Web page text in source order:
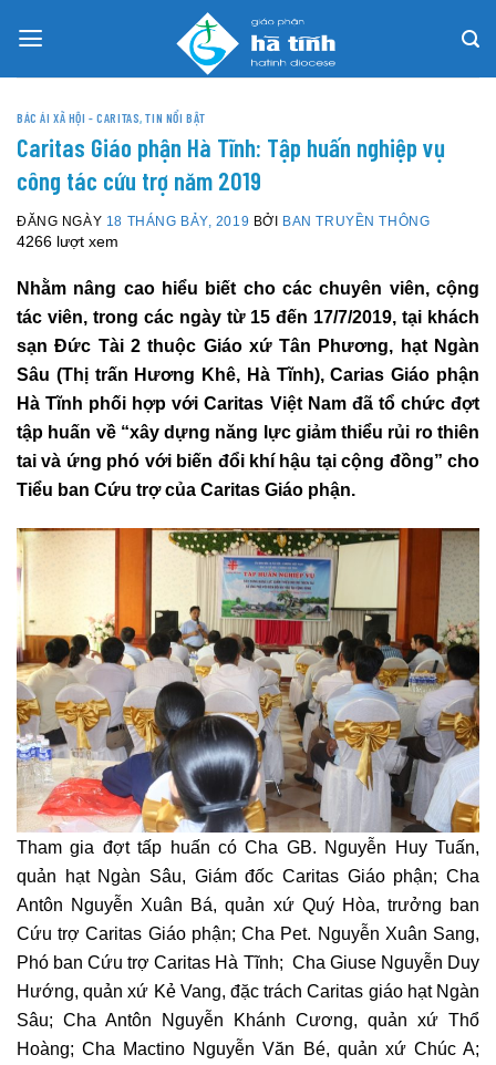
BÁC ÁI XÃ HỘI - CARITAS,TIN NỔI BẬT
Caritas Giáo phận Hà Tĩnh: Tập huấn nghiệp vụ
công tác cứu trợ năm 2019
ĐĂNG NGÀY 18 THÁNG BẢY, 2019 BỞI BAN TRUYỀN THÔNG
4266 lượt xem
Nhằm nâng cao hiểu biết cho các chuyên viên, cộng
tác viên, trong các ngày từ 15 đến 17/7/2019, tại khách
sạn Đức Tài 2 thuộc Giáo xứ Tân Phương, hạt Ngàn
Sâu (Thị trấn Hương Khê, Hà Tĩnh), Carias Giáo phận
Hà Tĩnh phối hợp với Caritas Việt Nam đã tổ chức đợt
tập huấn về “xây dựng năng lực giảm thiểu rủi ro thiên
tai và ứng phó với biến đổi khí hậu tại cộng đồng” cho
Tiểu ban Cứu trợ của Caritas Giáo phận.
Tham gia đợt tấp huấn có Cha GB. Nguyễn Huy Tuấn,
quản hạt Ngàn Sâu, Giám đốc Caritas Giáo phận; Cha
Antôn Nguyễn Xuân Bá, quản xứ Quý Hòa, trưởng ban
Cứu trợ Caritas Giáo phận; Cha Pet. Nguyễn Xuân Sang,
Phó ban Cứu trợ Caritas Hà Tĩnh; Cha Giuse Nguyễn Duy
Hướng, quản xứ Kẻ Vang, đặc trách Caritas giáo hạt Ngàn
Sâu; Cha Antôn Nguyễn Khánh Cương, quản xứ Thổ
Hoàng; Cha Mactino Nguyễn Văn Bé, quản xứ Chúc A;